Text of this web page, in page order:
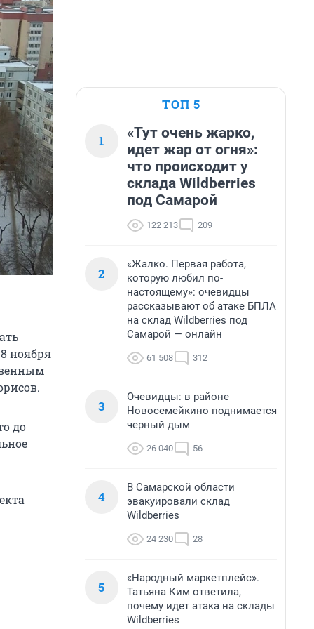
ноября
до
ТОП 5
1
«Тут очень жарко,
идет жар от огня»:
что происходит у
склада Wildberries
под Самарой
122 213 209
2
«Жалко. Первая работа,
которую любил по-
настоящему»: очевидцы
рассказывают об атаке БПЛА
на склад Wildberries под
Самарой — онлайн
61 508 312
3
Очевидцы: в районе
Новосемейкино поднимается
черный дым
26 040 56
4
В Самарской области
эвакуировали склад
Wildberries
24 230 28
5
«Народный маркетплейс».
Татьяна Ким ответила,
почему идет атака на склады
Wildberries